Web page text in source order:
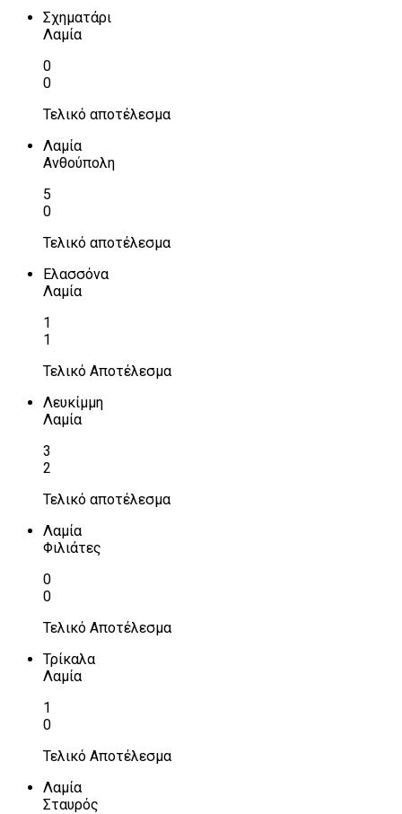
Σχηματάρι
Λαμία
0
0
Τελικό αποτέλεσμα
Λαμία
Ανθούπολη
5
0
Τελικό αποτέλεσμα
Ελασσόνα
Λαμία
1
1
Τελικό Αποτέλεσμα
Λευκίμμη
Λαμία
3
2
Τελικό αποτέλεσμα
Λαμία
Φιλιάτες
0
0
Τελικό Αποτέλεσμα
Τρίκαλα
Λαμία
1
0
Τελικό Αποτέλεσμα
Λαμία
Σταυρός